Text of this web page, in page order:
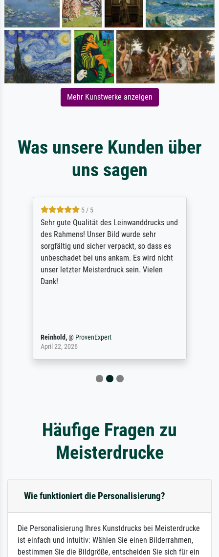
Mehr Kunstwerke anzeigen
Was unsere Kunden über
uns sagen
5 / 5
Sehr gute Qualität des Leinwanddrucks und
des Rahmens! Unser Bild wurde sehr
sorgfältig und sicher verpackt, so dass es
unbeschadet bei uns ankam. Es wird nicht
unser letzter Meisterdruck sein. Vielen
Dank!
Reinhold,@ ProvenExpert
April 22, 2026
Häufige Fragen zu
Meisterdrucke
Wie funktioniert die Personalisierung?
Die Personalisierung Ihres Kunstdrucks bei Meisterdrucke
ist einfach und intuitiv: Wählen Sie einen Bilderrahmen,
bestimmen Sie die Bildgröße, entscheiden Sie sich für ein